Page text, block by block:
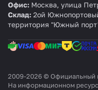
Офис: Москва, улица
Склад: 2ой
территория "Южный
2009-2026 © Официальный
На информационном